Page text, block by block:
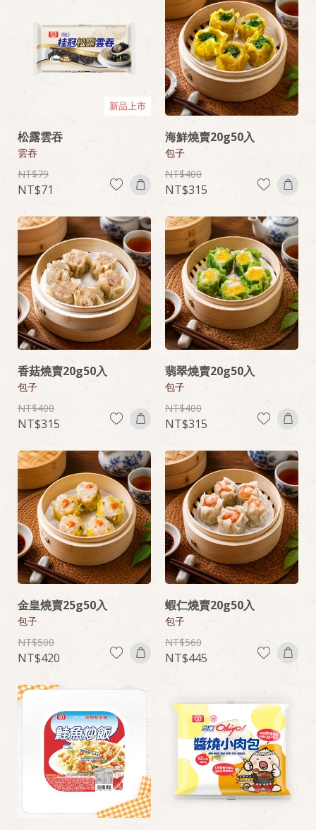
新品上市
松露雲吞
雲吞
79
71
海鮮燒賣20g50入
包子
400
315
香菇燒賣20g50入
包子
400
315
翡翠燒賣20g50入
包子
400
315
金皇燒賣25g50入
包子
500
420
蝦仁燒賣20g50入
包子
560
445